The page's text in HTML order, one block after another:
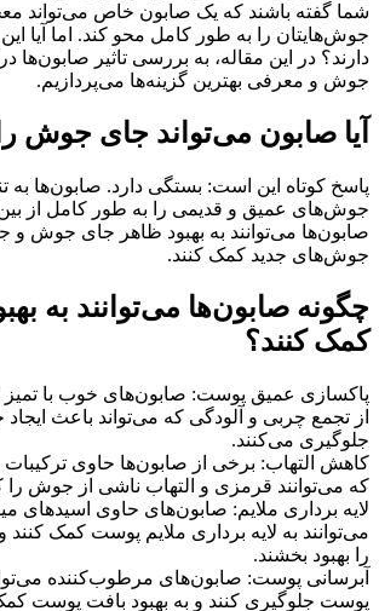
شما گفته باشند که یک صابون خاص می‌تواند
جوش‌هایتان را به طور کامل محو کند. اما آیا
دارند؟ در این مقاله، به بررسی تاثیر صابون‌ها
جوش و معرفی بهترین گزینه‌ها می‌پردازیم.
آیا صابون می‌تواند جای جوش
پاسخ کوتاه این است: بستگی دارد. صابون‌ها به
جوش‌های عمیق و قدیمی را به طور کامل از بین
صابون‌ها می‌توانند به بهبود ظاهر جای جوش و
جوش‌های جدید کمک کنند.
چگونه صابون‌ها می‌توانند به
کمک کنند؟
پاکسازی عمیق پوست: صابون‌های خوب با تمیز
از تجمع چربی و آلودگی که می‌تواند باعث
جلوگیری می‌کنند.
کاهش التهاب: برخی از صابون‌ها حاوی ترکیبات
که می‌توانند قرمزی و التهاب ناشی از جوش
لایه برداری ملایم: صابون‌های حاوی اسیدهای
می‌توانند به لایه برداری ملایم پوست کمک
را بهبود بخشند.
آبرسانی پوست: صابون‌های مرطوب‌کننده
پوست جلوگیری کنند و به بهبود بافت پوست